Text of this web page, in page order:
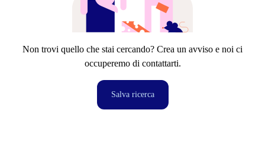
Non trovi quello che stai cercando? Crea un avviso e noi ci
occuperemo di contattarti.
Salva ricerca